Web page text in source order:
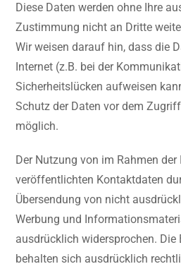
Diese Daten werden ohne Ihre
Zustimmung nicht an Dritte
Wir weisen darauf hin, dass die
Internet (z.B. bei der
Sicherheitslücken aufweisen
Schutz der Daten vor dem
möglich.
Der Nutzung von im Rahmen
veröffentlichten Kontaktdaten
Übersendung von nicht
Werbung und
ausdrücklich widersprochen. Die
behalten sich ausdrücklich